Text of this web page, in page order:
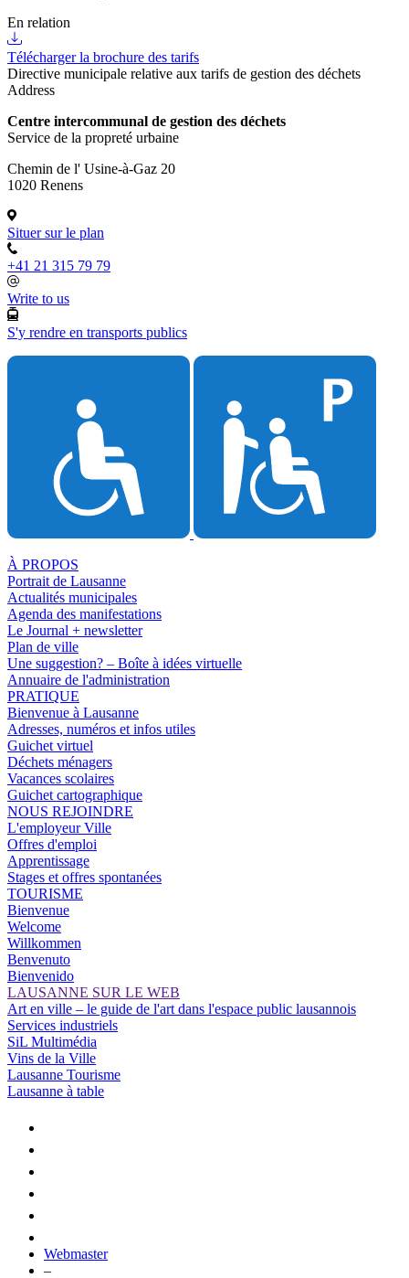
En relation
Télécharger la brochure des tarifs
Directive municipale relative aux tarifs de gestion des déchets
Address
Centre intercommunal de gestion des déchets
Service de la propreté urbaine
Chemin de l' Usine-à-Gaz 20
1020 Renens
Situer sur le plan
+41 21 315 79 79
Write to us
S'y rendre en transports publics
À PROPOS
Portrait de Lausanne
Actualités municipales
Agenda des manifestations
Le Journal + newsletter
Plan de ville
Une suggestion? – Boîte à idées virtuelle
Annuaire de l'administration
PRATIQUE
Bienvenue à Lausanne
Adresses, numéros et infos utiles
Guichet virtuel
Déchets ménagers
Vacances scolaires
Guichet cartographique
NOUS REJOINDRE
L'employeur Ville
Offres d'emploi
Apprentissage
Stages et offres spontanées
TOURISME
Bienvenue
Welcome
Willkommen
Benvenuto
Bienvenido
LAUSANNE SUR LE WEB
Art en ville – le guide de l'art dans l'espace public lausannois
Services industriels
SiL Multimédia
Vins de la Ville
Lausanne Tourisme
Lausanne à table
Webmaster
–